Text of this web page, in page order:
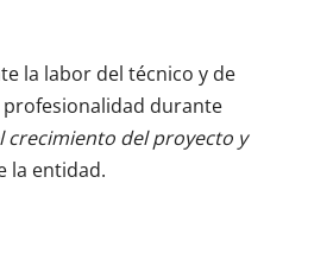
la labor del técnico y de
durante
crecimiento del proyecto y
la entidad.